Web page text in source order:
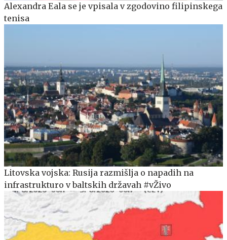
Alexandra Eala se je vpisala v zgodovino filipinskega
tenisa
Litovska vojska: Rusija razmišlja o napadih na
infrastrukturo v baltskih državah #vŽivo